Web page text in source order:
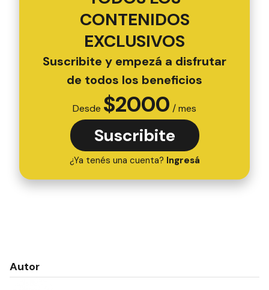
CONTENIDOS
EXCLUSIVOS
Suscribite y empezá a disfrutar
de todos los beneficios
Desde $2000 / mes
Suscribite
¿Ya tenés una cuenta? Ingresá
Autor